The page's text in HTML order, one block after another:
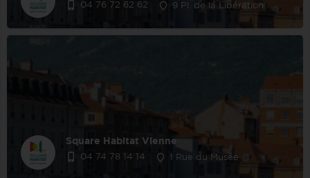
04 76 72 62 62 9 Pl. de la Libération
Square Habitat Vienne
04 74 78 14 14 1 Rue du Musée